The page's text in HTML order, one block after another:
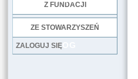
Z FUNDACJI
ZE STOWARZYSZEŃ
LOG
ZALOGUJ SIĘ